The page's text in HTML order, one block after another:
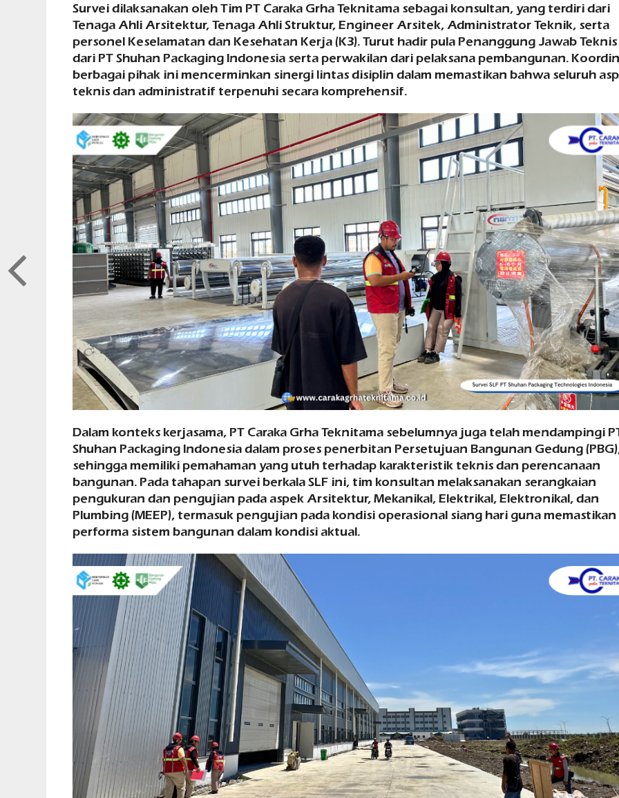
Survei dilaksanakan oleh Tim PT Caraka Grha Teknitama sebagai konsultan, yang terdiri dari
Tenaga Ahli Arsitektur, Tenaga Ahli Struktur, Engineer Arsitek, Administrator Teknik, serta
personel Keselamatan dan Kesehatan Kerja (K3). Turut hadir pula Penanggung Jawab Teknis
dari PT Shuhan Packaging Indonesia serta perwakilan dari pelaksana pembangunan.
berbagai pihak ini mencerminkan sinergi lintas disiplin dalam memastikan bahwa seluruh
teknis dan administratif terpenuhi secara komprehensif.
Dalam konteks kerjasama, PT Caraka Grha Teknitama sebelumnya juga telah mendampingi
Shuhan Packaging Indonesia dalam proses penerbitan Persetujuan Bangunan Gedung
sehingga memiliki pemahaman yang utuh terhadap karakteristik teknis dan perencanaan
bangunan. Pada tahapan survei berkala SLF ini, tim konsultan melaksanakan serangkaian
pengukuran dan pengujian pada aspek Arsitektur, Mekanikal, Elektrikal, Elektronikal, dan
Plumbing (MEEP), termasuk pengujian pada kondisi operasional siang hari guna memastikan
performa sistem bangunan dalam kondisi aktual.